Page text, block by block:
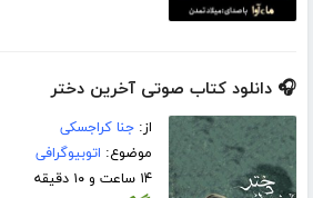
🎧 دانلود کتاب صوتی آخرین دختر
از:جنا کراجسکی
موضوع: اتوبیوگرافی
۱۴ ساعت و ۱۰ دقیقه